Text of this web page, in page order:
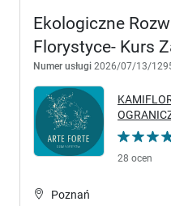
Ekologiczne
Florystyce- Kurs
Numer usługi 2026/07/13/
28 ocen
Poznań